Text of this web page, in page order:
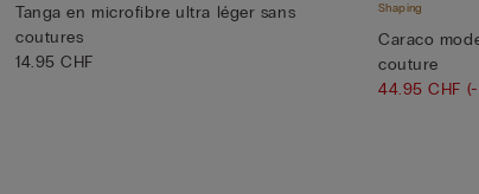
Tanga en microfibre ultra léger sans
coutures
14.95 CHF
Shaping
Caraco
couture
44.95 CHF